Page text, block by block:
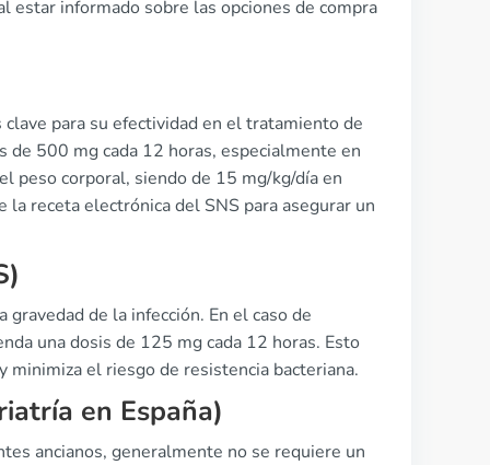
estar informado sobre las opciones de compra
para su efectividad en el tratamiento de
de 500 mg cada 12 horas, especialmente en
peso corporal, siendo de 15 mg/kg/día en
la receta electrónica del SNS para asegurar un
de la infección. En el caso de
una dosis de 125 mg cada 12 horas. Esto
minimiza el riesgo de resistencia bacteriana.
en España)
ancianos, generalmente no se requiere un